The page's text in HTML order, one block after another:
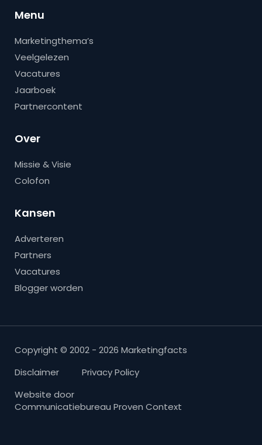
Menu
Marketingthema’s
Veelgelezen
Vacatures
Jaarboek
Partnercontent
Over
Missie & Visie
Colofon
Kansen
Adverteren
Partners
Vacatures
Blogger worden
Copyright © 2002 - 2026 Marketingfacts
Disclaimer
Privacy Policy
Website door
Communicatiebureau Proven Context